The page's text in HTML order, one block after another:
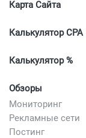
Карта Сайта
Калькулятор CPA
Калькулятор %
Обзоры
Мониторинг
Рекламные сети
Постинг